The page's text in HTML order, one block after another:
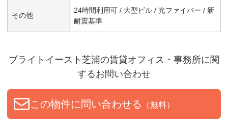
その他
24時間利用可 / 大型ビル / 光ファイバー / 新
耐震基準
ブライトイースト芝浦の賃貸オフィス・事務所に関
するお問い合わせ
この物件に問い合わせる （無料）